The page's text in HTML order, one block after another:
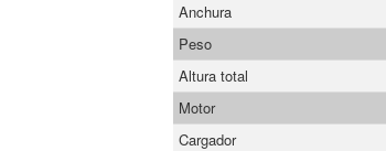
Anchura
Peso
Altura total
Motor
Cargador